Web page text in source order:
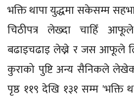
भक्ति थापा युद्धमा सकेसम्म
चिठीपत्र लेख्दा चाहिँ
बढाइचढाइ लेख्ने र जस आफूले
कुराको पुष्टि अन्य सैनिकले
पृष्ठ ११९ देखि १३१ सम्म 'भक्ति